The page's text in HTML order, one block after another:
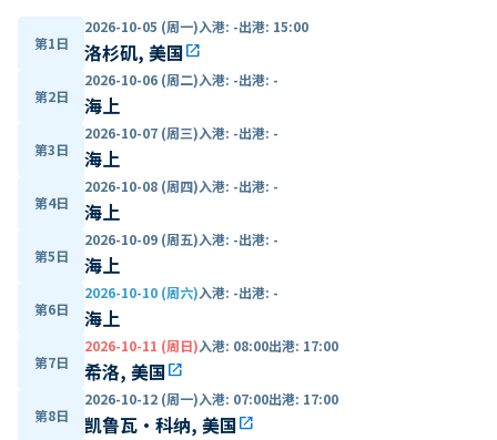
第1日
2026-10-05 (周一)入港: -出港: 15:00
洛杉矶, 美国open_in_new
第2日
2026-10-06 (周二)入港: -出港: -
海上
第3日
2026-10-07 (周三)入港: -出港: -
海上
第4日
2026-10-08 (周四)入港: -出港: -
海上
第5日
2026-10-09 (周五)入港: -出港: -
海上
第6日
2026-10-10 (周六)入港: -出港: -
海上
第7日
2026-10-11 (周日)入港: 08:00出港: 17:00
希洛, 美国open_in_new
第8日
2026-10-12 (周一)入港: 07:00出港: 17:00
凯鲁瓦·科纳, 美国open_in_new